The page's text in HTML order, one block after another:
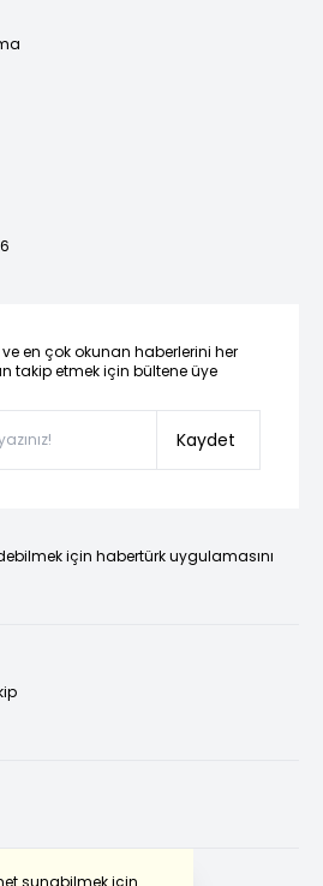
sunabilmek için
en çok okunan haberlerini her
takip etmek için bültene üye
Kaydet
için habertürk uygulamasını